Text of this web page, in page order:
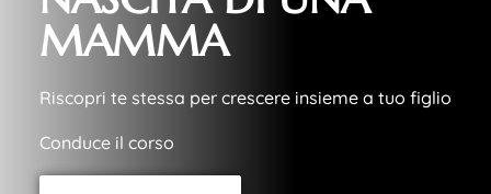
MAMMA
Riscopri te stessa per crescere insieme a tuo figlio
Conduce il corso